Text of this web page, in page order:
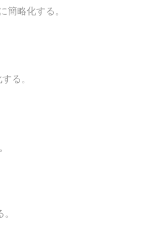
簡略化する。
る。
3}+\frac{1}{3}=\frac{8}{9}